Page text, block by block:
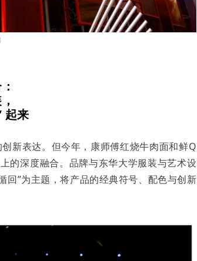
起来
新表达。但今年，康师傅红烧牛肉面和鲜Q
的深度融合。品牌与东华大学服装与艺术设
”为主题，将产品的经典符号、配色与创新